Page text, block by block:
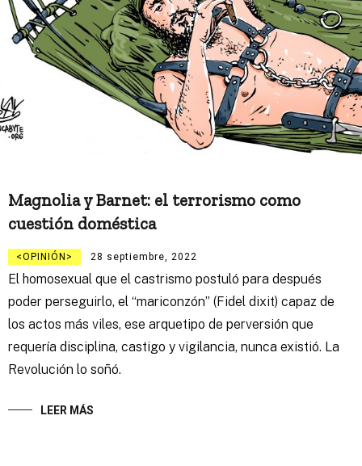
Magnolia y Barnet: el terrorismo como
cuestión doméstica
OPINIÓN 28 septiembre, 2022
El homosexual que el castrismo postuló para después
poder perseguirlo, el “mariconzón” (Fidel dixit) capaz de
los actos más viles, ese arquetipo de perversión que
requería disciplina, castigo y vigilancia, nunca existió. La
Revolución lo soñó.
LEER MÁS